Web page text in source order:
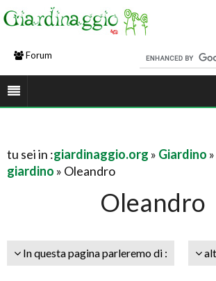
Forum
tu sei in :giardinaggio.org » Giardino »
giardino » Oleandro
Oleandro
In questa pagina parleremo di :